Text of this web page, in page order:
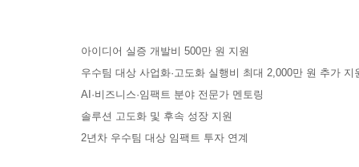
아이디어 실증 개발비 500만 원 지원
우수팀 대상 사업화·고도화 실행비 최대 2,000만 원 추가 지
AI·비즈니스·임팩트 분야 전문가 멘토링
솔루션 고도화 및 후속 성장 지원
2년차 우수팀 대상 임팩트 투자 연계